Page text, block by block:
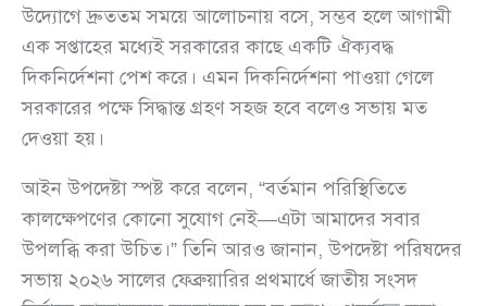
উদ্যোগে দ্রুততম সময়ে আলোচনায় বসে, সম্ভব হলে আগামী
এক সপ্তাহের মধ্যেই সরকারের কাছে একটি ঐক্যবদ্ধ
দিকনির্দেশনা পেশ করে। এমন দিকনির্দেশনা পাওয়া গেলে
সরকারের পক্ষে সিদ্ধান্ত গ্রহণ সহজ হবে বলেও সভায় মত
দেওয়া হয়।
আইন উপদেষ্টা স্পষ্ট করে বলেন, “বর্তমান পরিস্থিতিতে
কালক্ষেপণের কোনো সুযোগ নেই—এটা আমাদের সবার
উপলব্ধি করা উচিত।” তিনি আরও জানান, উপদেষ্টা পরিষদের
সভায় ২০২৬ সালের ফেব্রুয়ারির প্রথমার্ধে জাতীয় সংসদ